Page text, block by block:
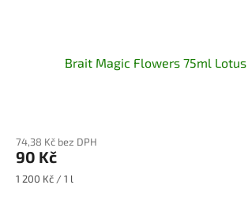
Brait Magic Flowers 75ml
74,38 Kč bez DPH
90 Kč
Měrná
1 200 Kč / 1 l